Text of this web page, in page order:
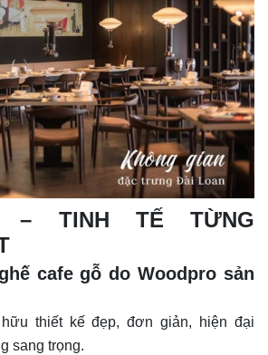
– TINH TẾ TỪNG
cafe gỗ do Woodpro sản
thiết kế đẹp, đơn giản, hiện đại
sang trọng.